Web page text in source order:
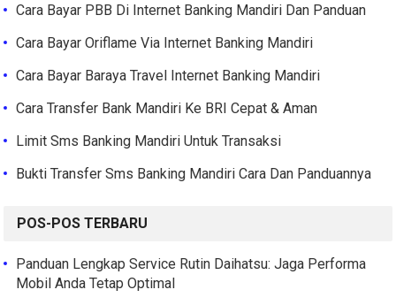
Cara Bayar PBB Di Internet Banking Mandiri Dan Panduan
Cara Bayar Oriflame Via Internet Banking Mandiri
Cara Bayar Baraya Travel Internet Banking Mandiri
Cara Transfer Bank Mandiri Ke BRI Cepat & Aman
Limit Sms Banking Mandiri Untuk Transaksi
Bukti Transfer Sms Banking Mandiri Cara Dan Panduannya
POS-POS TERBARU
Panduan Lengkap Service Rutin Daihatsu: Jaga Performa
Mobil Anda Tetap Optimal